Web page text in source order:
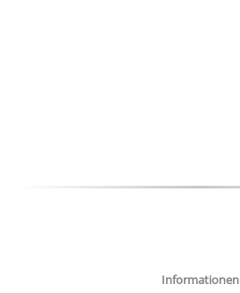
Informationen